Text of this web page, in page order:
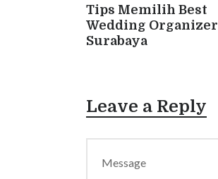
Tips Memilih Best
Wedding Organizer
Surabaya
Leave a Reply